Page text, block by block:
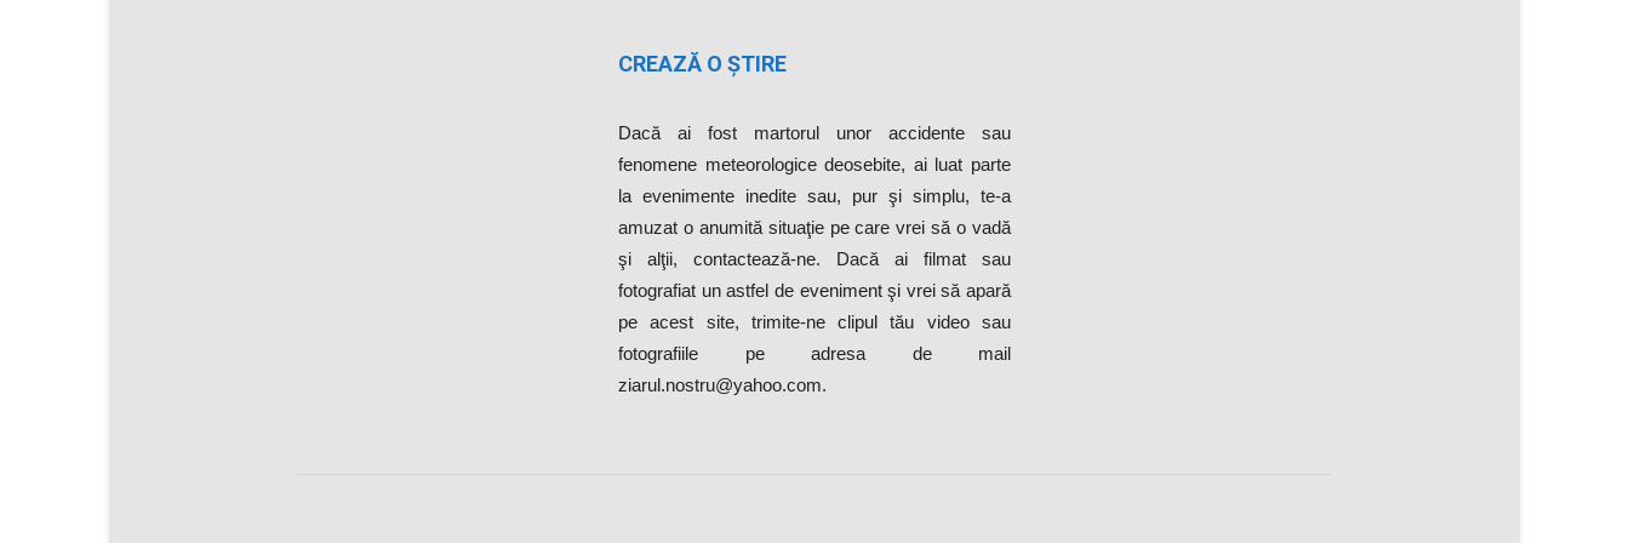
CREAZĂ O ȘTIRE
Dacă ai fost martorul unor accidente sau
fenomene meteorologice deosebite, ai luat parte
la evenimente inedite sau, pur şi simplu, te-a
amuzat o anumită situaţie pe care vrei să o vadă
şi alţii, contactează-ne. Dacă ai filmat sau
fotografiat un astfel de eveniment şi vrei să apară
pe acest site, trimite-ne clipul tău video sau
fotografiile pe adresa de mail
ziarul.nostru@yahoo.com.